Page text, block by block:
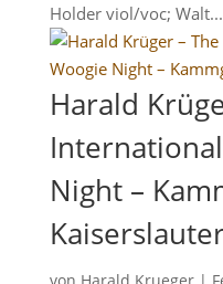
Holder viol/voc; Walt...
Harald
Night –